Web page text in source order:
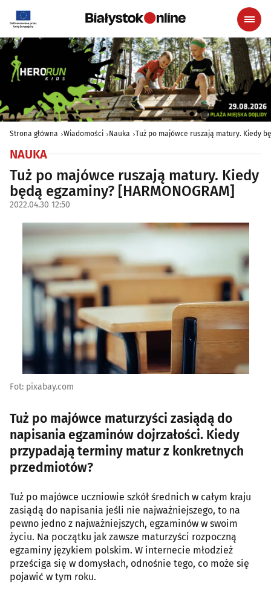
Strona główna Wiadomości Nauka Tuż po majówce ruszają matury. Kiedy
NAUKA
Tuż po majówce ruszają matury. Kiedy
będą egzaminy? [HARMONOGRAM]
2022.04.30 12:50
Fot: pixabay.com
Tuż po majówce maturzyści zasiądą do
napisania egzaminów dojrzałości. Kiedy
przypadają terminy matur z konkretnych
przedmiotów?
Tuż po majówce uczniowie szkół średnich w całym kraju
zasiądą do napisania jeśli nie najważniejszego, to na
pewno jedno z najważniejszych, egzaminów w swoim
życiu. Na początku jak zawsze maturzyści rozpoczną
egzaminy językiem polskim. W internecie młodzież
prześciga się w domysłach, odnośnie tego, co może się
pojawić w tym roku.